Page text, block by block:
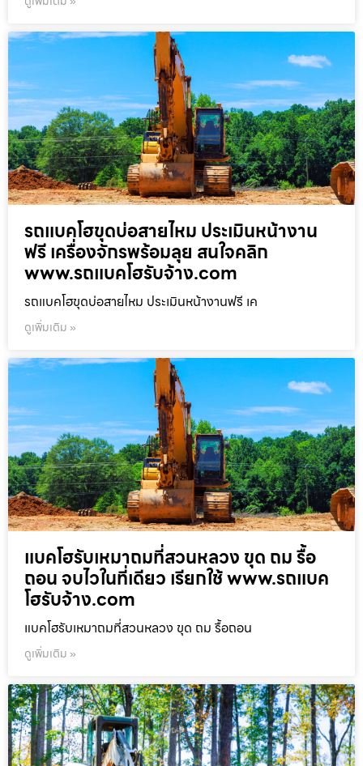
รถแบคโฮขุดบ่อสายไหม ประเมินหน้างาน
ฟรี เครื่องจักรพร้อมลุย สนใจคลิก
www.รถแบคโฮรับจ้าง.com
รถแบคโฮขุดบ่อสายไหม ประเมินหน้างานฟรี เค
ดูเพิ่มเติม »
แบคโฮรับเหมาถมที่สวนหลวง ขุด ถม รื้อ
ถอน จบไวในที่เดียว เรียกใช้ www.รถแบค
โฮรับจ้าง.com
แบคโฮรับเหมาถมที่สวนหลวง ขุด ถม รื้อถอน
ดูเพิ่มเติม »